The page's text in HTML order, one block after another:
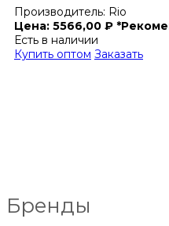
Производитель: Rio
Цена: 5566,00 ₽
Есть в наличии
Купить оптом Заказать
Бренды